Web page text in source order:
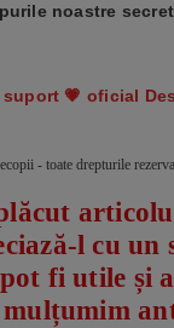
noastre
💗 oficial
- toate drepturile
l cu un
fi utile și